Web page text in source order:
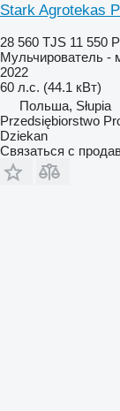
Stark Agrotekas
28 560 TJS 11 550
Мульчирователь -
2022
60 л.с. (44.1 кВт)
Польша, Słupia
Przedsiębiorstwo
Dziekan
Связаться с